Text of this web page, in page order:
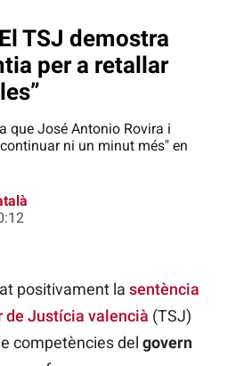
TSJ demostra
per a retallar
que José Antonio Rovira i
ni un minut més" en
positivament la sentència
de Justícia valencià (TSJ)
competències del govern